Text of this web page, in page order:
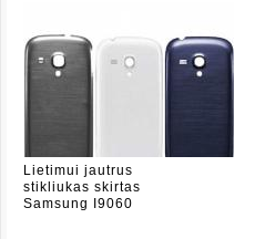
Lietimui jautrus
stikliukas skirtas
Samsung I9060